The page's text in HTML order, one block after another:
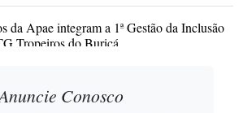
da Apae integram a 1ª Gestão da Inclusão
Tropeiros do Buricá
Conosco